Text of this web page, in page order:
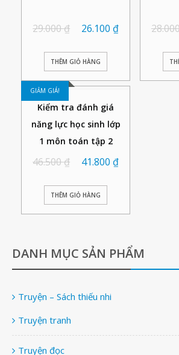
29.000₫ 26.100 ₫
THÊM GIỎ HÀNG
GIẢM GIÁ!
Kiểm tra đánh giá
năng lực học sinh lớp
1 môn toán tập 2
46.500₫ 41.800 ₫
THÊM GIỎ HÀNG
DANH MỤC SẢN PHẨM
Truyện – Sách thiếu nhi
Truyện tranh
Truyện đọc